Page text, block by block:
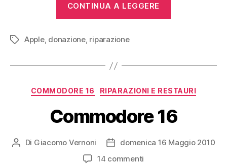
CONTINUA A LEGGERE
Tag Apple, donazione, riparazione
Categorie
COMMODORE 16 RIPARAZIONI E RESTAURI
Commodore 16
Autore
Di Giacomo Vernoni
Data
dell'articolo
domenica 16 Maggio 2010
14 commenti